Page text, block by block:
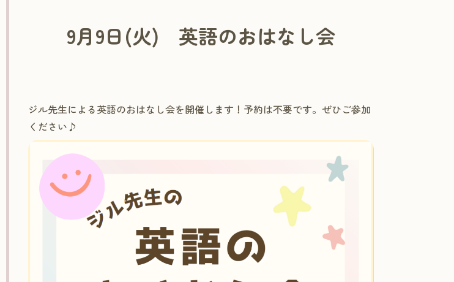
9月9日(火) 英語のおはなし会
ジル先生による英語のおはなし会を開催します！予約は不要です。ぜひご参加
ください♪